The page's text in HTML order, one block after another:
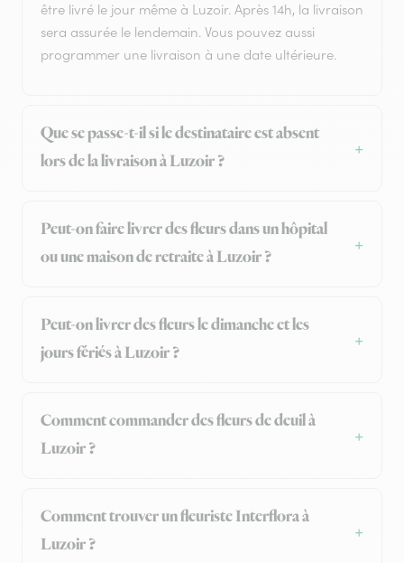
être livré le jour même à Luzoir. Après 14h, la livraison
sera assurée le lendemain. Vous pouvez aussi
programmer une livraison à une date ultérieure.
Que se passe-t-il si le destinataire est absent
lors de la livraison à Luzoir ?
Peut-on faire livrer des fleurs dans un hôpital
ou une maison de retraite à Luzoir ?
Peut-on livrer des fleurs le dimanche et les
jours fériés à Luzoir ?
Comment commander des fleurs de deuil à
Luzoir ?
Comment trouver un fleuriste Interflora à
Luzoir ?